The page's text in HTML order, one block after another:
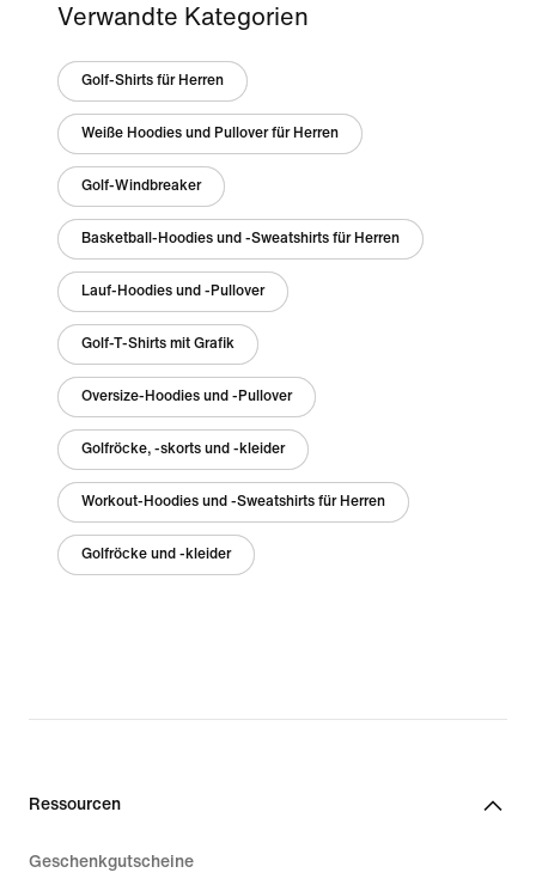
Verwandte Kategorien
Golf-Shirts für Herren
Weiße Hoodies und Pullover für Herren
Golf-Windbreaker
Basketball-Hoodies und -Sweatshirts für Herren
Lauf-Hoodies und -Pullover
Golf-T-Shirts mit Grafik
Oversize-Hoodies und -Pullover
Golfröcke, -skorts und -kleider
Workout-Hoodies und -Sweatshirts für Herren
Golfröcke und -kleider
Ressourcen
Geschenkgutscheine